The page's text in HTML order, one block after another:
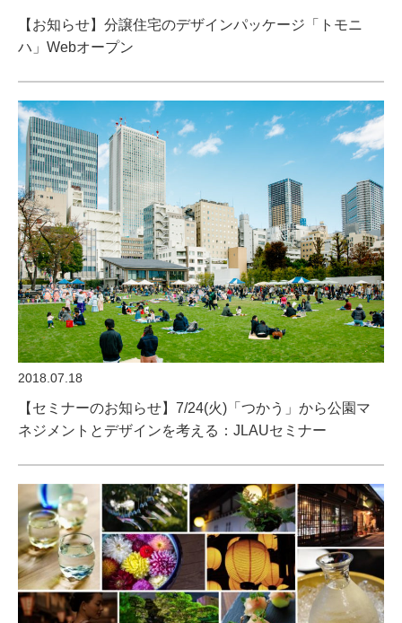
【お知らせ】分譲住宅のデザインパッケージ「トモニ
ハ」Webオープン
2018.07.18
【セミナーのお知らせ】7/24(火)「つかう」から公園マ
ネジメントとデザインを考える：JLAUセミナー